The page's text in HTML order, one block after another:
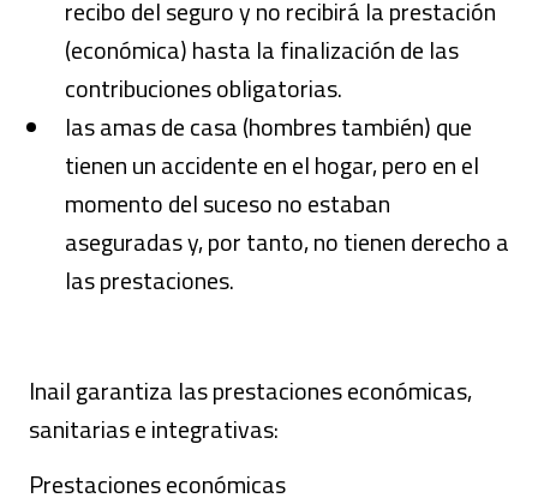
recibo del seguro y no recibirá la prestación
(económica) hasta la finalización de las
contribuciones obligatorias.
las amas de casa (hombres también) que
tienen un accidente en el hogar, pero en el
momento del suceso no estaban
aseguradas y, por tanto, no tienen derecho a
las prestaciones.
Inail garantiza las prestaciones económicas,
sanitarias e integrativas:
Prestaciones económicas